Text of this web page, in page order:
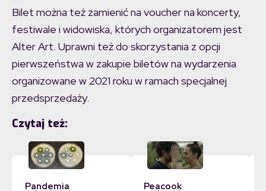
Bilet można też zamienić na voucher na koncerty,
festiwale i widowiska, których organizatorem jest
Alter Art. Uprawni też do skorzystania z opcji
pierwszeństwa w zakupie biletów na wydarzenia
organizowane w 2021 roku w ramach specjalnej
przedsprzedaży.
Czytaj też:
Pandemia
Peacook